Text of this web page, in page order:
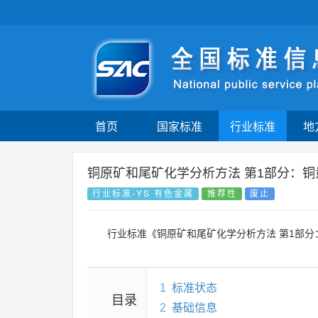
首页 国家标准 行业标准 地
铜原矿和尾矿化学分析方法 第1部分：
行业标准-YS 有色金属 推荐性 废止
行业标准《铜原矿和尾矿化学分析方法 第1部
目录
1 标准状态
2 基础信息